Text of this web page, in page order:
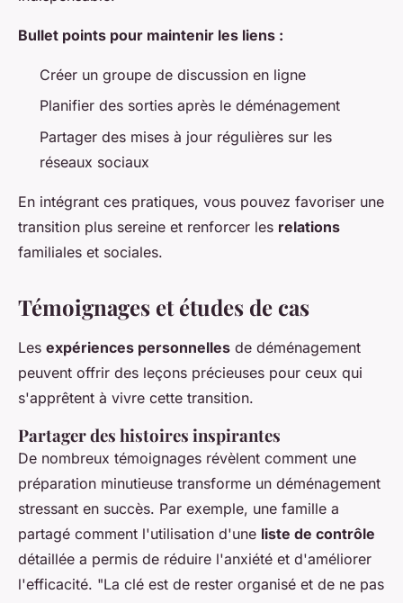
Bullet points pour maintenir les liens :
Créer un groupe de discussion en ligne
Planifier des sorties après le déménagement
Partager des mises à jour régulières sur les
réseaux sociaux
En intégrant ces pratiques, vous pouvez favoriser une
transition plus sereine et renforcer les relations
familiales et sociales.
Témoignages et études de cas
Les expériences personnelles de déménagement
peuvent offrir des leçons précieuses pour ceux qui
s'apprêtent à vivre cette transition.
Partager des histoires inspirantes
De nombreux témoignages révèlent comment une
préparation minutieuse transforme un déménagement
stressant en succès. Par exemple, une famille a
partagé comment l'utilisation d'une liste de contrôle
détaillée a permis de réduire l'anxiété et d'améliorer
l'efficacité. "La clé est de rester organisé et de ne pas